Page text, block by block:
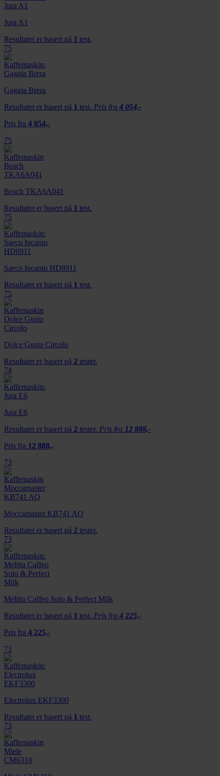
Jura A1
Resultatet er basert på 1 test.
75
Gaggia Brera
Resultatet er basert på 1 test. Pris fra 4 054,-
Pris fra 4 054,-
75
Bosch TKA6A041
Resultatet er basert på 1 test.
75
Saeco Incanto HD8911
Resultatet er basert på 1 test.
75
Dolce Gusto Circolo
Resultatet er basert på 2 tester.
74
Jura E6
Resultatet er basert på 2 tester. Pris fra 12 888,-
Pris fra 12 888,-
73
Moccamaster KB741 AO
Resultatet er basert på 2 tester.
73
Melitta Caffeo Solo & Perfect Milk
Resultatet er basert på 1 test. Pris fra 4 225,-
Pris fra 4 225,-
73
Electrolux EKF3300
Resultatet er basert på 1 test.
73